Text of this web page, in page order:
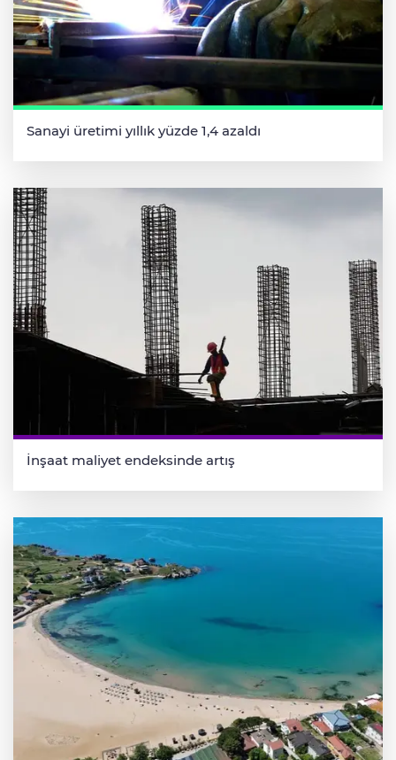
Sanayi üretimi yıllık yüzde 1,4 azaldı
İnşaat maliyet endeksinde artış